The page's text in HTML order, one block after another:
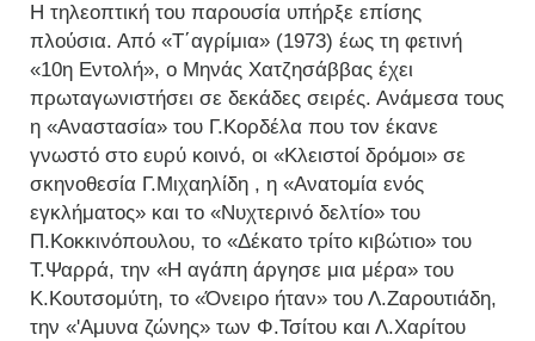
Η τηλεοπτική του παρουσία υπήρξε επίσης
πλούσια. Από «Τ΄αγρίμια» (1973) έως τη φετινή
«10η Εντολή», ο Μηνάς Χατζησάββας έχει
πρωταγωνιστήσει σε δεκάδες σειρές. Ανάμεσα τους
η «Αναστασία» του Γ.Κορδέλα που τον έκανε
γνωστό στο ευρύ κοινό, οι «Κλειστοί δρόμοι» σε
σκηνοθεσία Γ.Μιχαηλίδη , η «Ανατομία ενός
εγκλήματος» και το «Νυχτερινό δελτίο» του
Π.Κοκκινόπουλου, το «Δέκατο τρίτο κιβώτιο» του
Τ.Ψαρρά, την «Η αγάπη άργησε μια μέρα» του
Κ.Κουτσομύτη, το «Όνειρο ήταν» του Λ.Ζαρουτιάδη,
την «'Αμυνα ζώνης» των Φ.Τσίτου και Λ.Χαρίτου